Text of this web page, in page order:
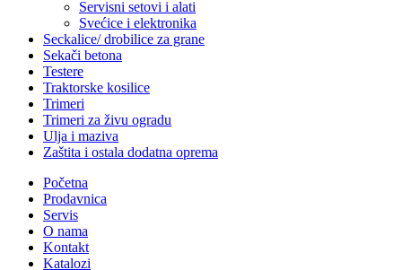
Servisni setovi i alati
Svećice i elektronika
Seckalice/ drobilice za grane
Sekači betona
Testere
Traktorske kosilice
Trimeri
Trimeri za živu ogradu
Ulja i maziva
Zaštita i ostala dodatna oprema
Početna
Prodavnica
Servis
O nama
Kontakt
Katalozi